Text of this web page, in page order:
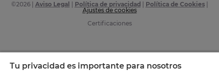
©2026| Aviso Legal Política de privacidad Política de Cookies|
Ajustes de cookies
Certificaciones
Tu privacidad es importante para nosotros